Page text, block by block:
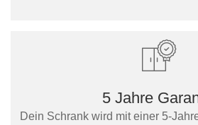
5 Jahre
Dein Schrank wird mit einer 5-